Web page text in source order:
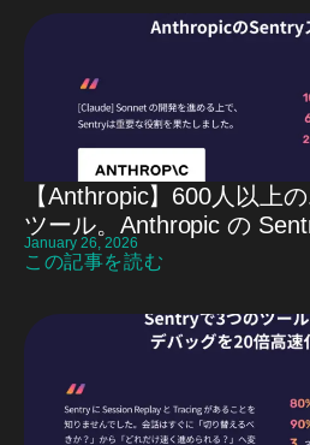
【Anthropic】600人以上
ツール。Anthropic の
January 26, 2026
この記事を読む